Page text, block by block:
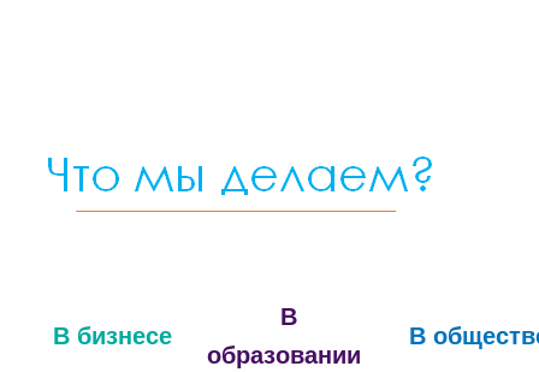
В бизнесе
В
образовании
В